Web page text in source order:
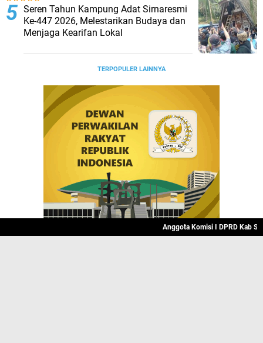
Seren Tahun Kampung Adat Sirnaresmi
Ke-447 2026, Melestarikan Budaya dan
Menjaga Kearifan Lokal
TERPOPULER LAINNYA
Anggota Komisi I DPRD Kab